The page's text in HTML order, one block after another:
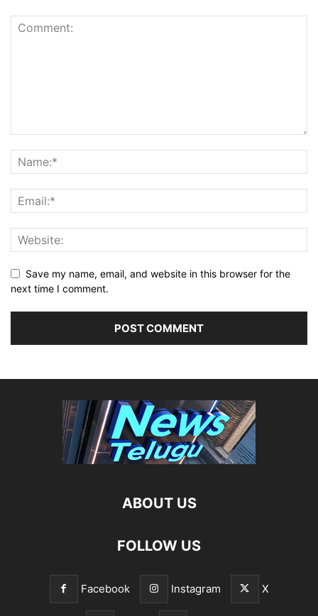
Save my name, email, and website in this browser for the
next time I comment.
ABOUT US
FOLLOW US
Facebook Instagram X